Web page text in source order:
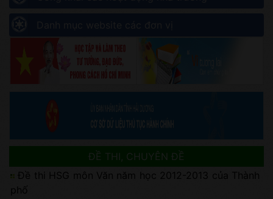
ĐỀ THI, CHUYÊN ĐỀ
Đề thi HSG môn Văn năm học 2012-2013 của Thành
phố